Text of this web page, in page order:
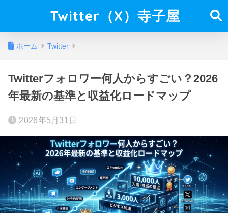
Twitter（X）寺子屋
ホーム Twitter
Twitterフォロワー何人からすごい？2026
年最新の基準と収益化ロードマップ
2026年5月31日